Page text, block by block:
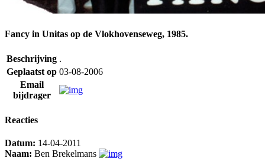
Fancy in Unitas op de Vlokhovenseweg, 1985.
Beschrijving .
Geplaatst op 03-08-2006
Email
bijdrager
Reacties
Datum: 14-04-2011
Naam: Ben Brekelmans